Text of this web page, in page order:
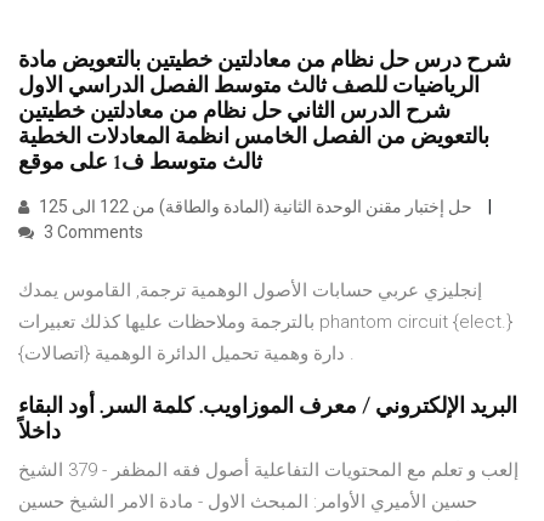
شرح درس حل نظام من معادلتين خطيتين بالتعويض مادة
الرياضيات للصف ثالث متوسط الفصل الدراسي الاول
شرح الدرس الثاني حل نظام من معادلتين خطيتين
بالتعويض من الفصل الخامس انظمة المعادلات الخطية
ثالث متوسط ف1 على موقع
3 Comments
إنجليزي عربي حسابات الأصول الوهمية ترجمة, القاموس يمدك
بالترجمة وملاحظات عليها كذلك تعبيرات phantom circuit {elect.}
دارة وهمية تحميل الدائرة الوهمية {اتصالات} .
البريد الإلكتروني / معرف الموزاويب. كلمة السر. أود البقاء
داخلاً
إلعب و تعلم مع المحتويات التفاعلية أصول فقه المظفر - 379 الشيخ
حسين الأميري الأوامر: المبحث الاول - مادة الامر الشيخ حسين